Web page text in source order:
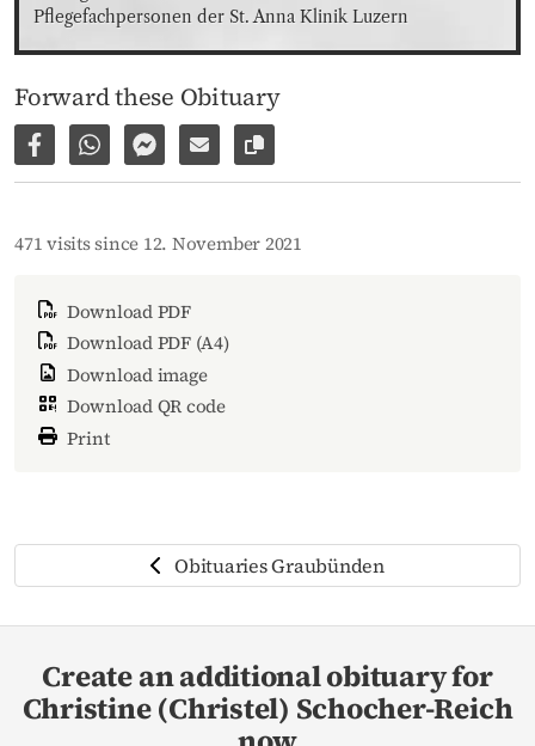
Pflegefachpersonen der St. Anna Klinik Luzern
Forward these Obituary
Share on Facebook
Share via WhatsApp
Share via Facebook Messenger
Share via E-Mail
Copy link to page
471 visits since 12. November 2021
Download PDF
Download PDF (A4)
Download image
Download QR code
Print
Obituaries Graubünden
Create an additional obituary for
Christine (Christel) Schocher-Reich